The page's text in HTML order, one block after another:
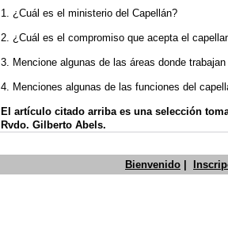
1. ¿Cuál es el ministerio del Capellán?
2. ¿Cuál es el compromiso que acepta el
3. Mencione algunas de las áreas donde
4. Menciones algunas de las funciones del
El artículo citado arriba es una selección
Rvdo. Gilberto Abels.
Bienvenido